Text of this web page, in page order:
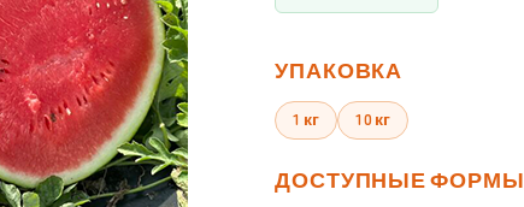
УПАКОВКА
1 кг 10 кг
ДОСТУПНЫЕ ФОРМЫ